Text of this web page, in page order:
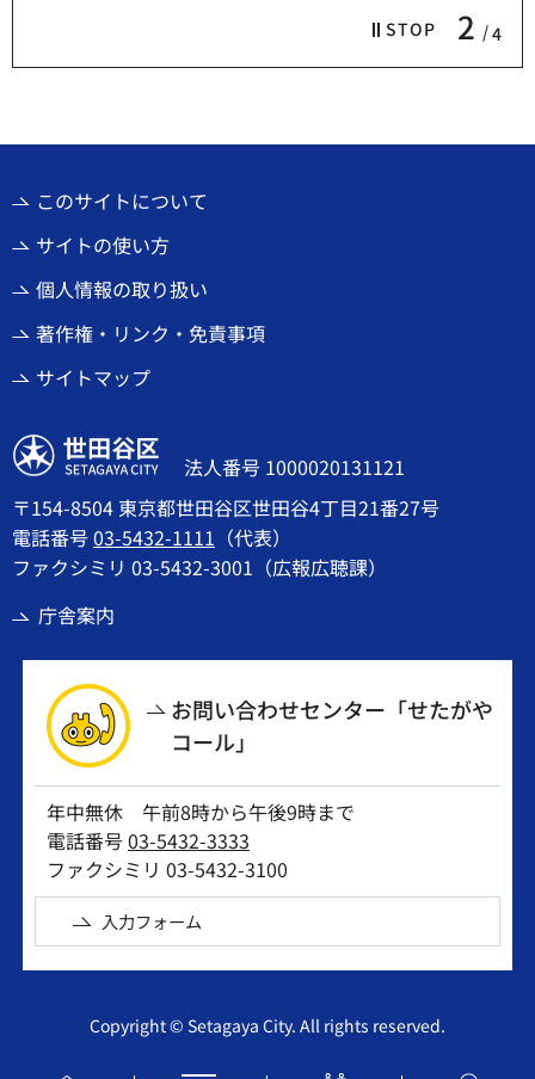
STOP 2 4
このサイトについて
サイトの使い方
個人情報の取り扱い
著作権・リンク・免責事項
サイトマップ
世田谷区
法人番号 1000020131121
〒154-8504 東京都世田谷区世田谷4丁目21番27号
電話番号03-5432-1111 （代表）
ファクシミリ 03-5432-3001（広報広聴課）
庁舎案内
お問い合わせセンター「せたがや
コール」
年中無休 午前8時から午後9時まで
電話番号03-5432-3333
ファクシミリ 03-5432-3100
入力フォーム
Copyright © Setagaya City. All rights reserved.